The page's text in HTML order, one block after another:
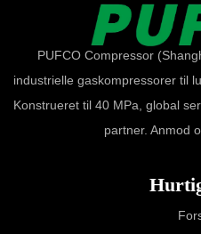
PUFCO Compressor
industrielle gaskompressorer til
Konstrueret til 40 MPa, global
partner. Anmod